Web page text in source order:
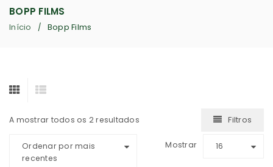
BOPP FILMS
Início / Bopp Films
A mostrar todos os 2 resultados Filtros
Ordenar por mais
recentes
Mostrar 16